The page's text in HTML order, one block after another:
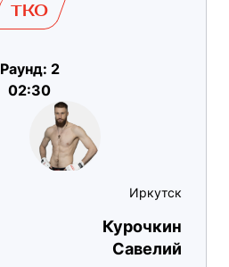
TKO
Раунд: 2
02:30
Иркутск
Курочкин
Савелий